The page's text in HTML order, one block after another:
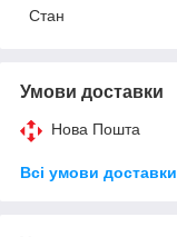
Стан
Умови доставки
Нова Пошта
Всі умови доставки